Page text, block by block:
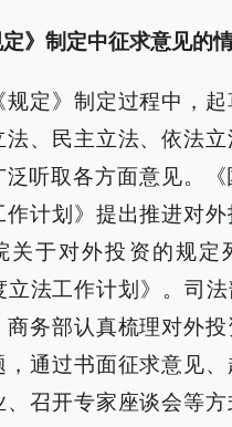
》制定中征求意见的
规定》制定过程中，
法、民主立法、依法立
泛听取各方面意见。《
作计划》提出推进对外
关于对外投资的规定
立法工作计划》。司
商务部认真梳理对外
通过书面征求意见、
、召开专家座谈会等